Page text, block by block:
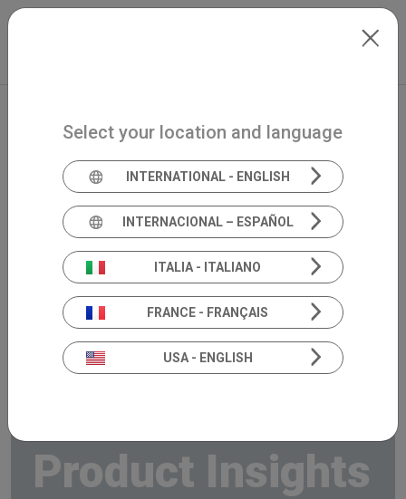
Skip to main content
Product Insights
Select your location and language
INTERNATIONAL - ENGLISH
INTERNACIONAL – ESPAÑOL
ITALIA - ITALIANO
FRANCE - FRANÇAIS
USA - ENGLISH